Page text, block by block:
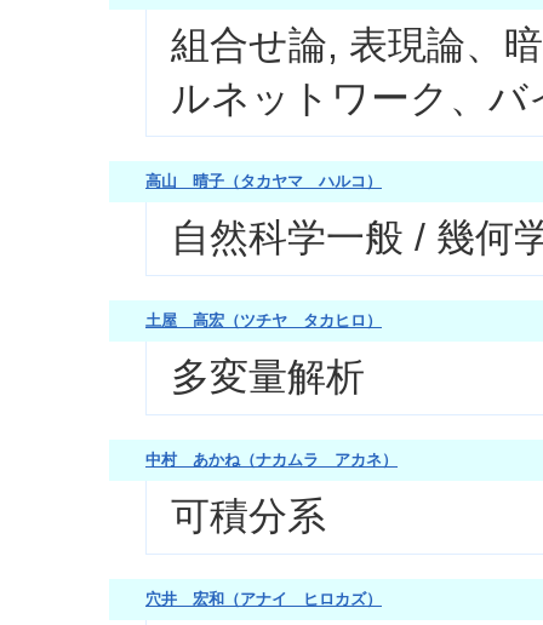
組合せ論, 表現論、
ルネットワーク、
高山 晴子（タカヤマ ハルコ）
自然科学一般 / 幾何
土屋 高宏（ツチヤ タカヒロ）
多変量解析
中村 あかね（ナカムラ アカネ）
可積分系
穴井 宏和（アナイ ヒロカズ）